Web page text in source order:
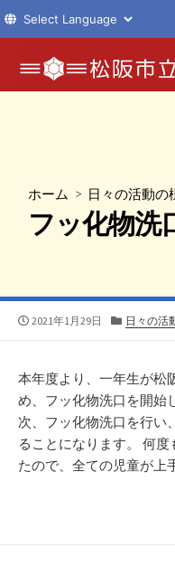
テ
ホーム > 日々の活動の
フッ化物洗
公
2021年1月29日
カ
リ
ー
日々の活
本年度より、一年生が松
め、フッ化物洗口を開始
次、フッ化物洗口を行い
ることになります。 何
たので、全ての児童が上